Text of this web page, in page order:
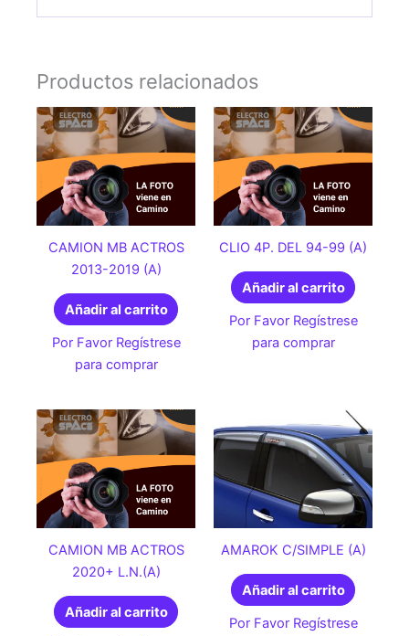
Productos relacionados
CAMION MB ACTROS
2013-2019 (A)
Añadir al carrito
Por Favor Regístrese
para comprar
CLIO 4P. DEL 94-99 (A)
Añadir al carrito
Por Favor Regístrese
para comprar
CAMION MB ACTROS
2020+ L.N.(A)
Añadir al carrito
AMAROK C/SIMPLE (A)
Añadir al carrito
Por Favor Regístrese